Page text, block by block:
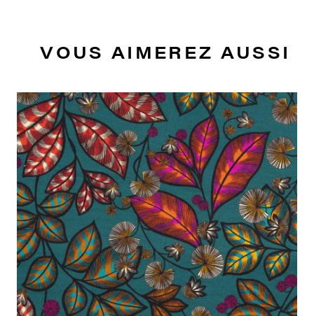
VOUS AIMEREZ AUSSI